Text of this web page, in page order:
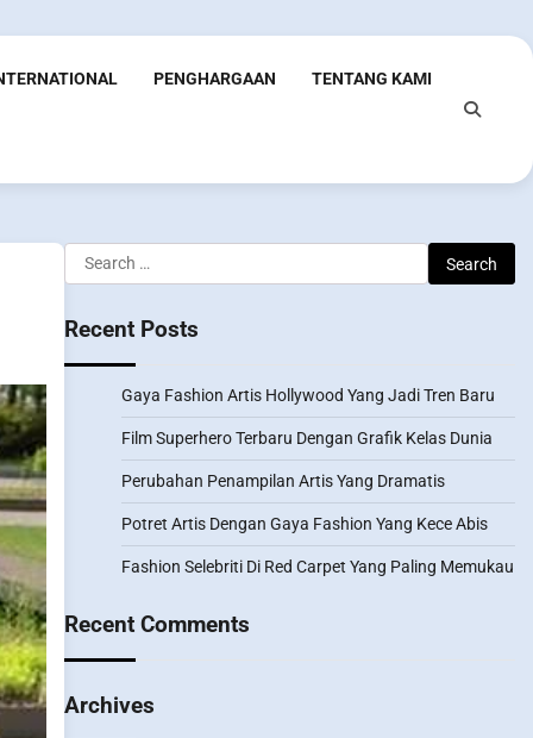
PENGHARGAAN TENTANG KAMI
Search
for:
Recent Posts
Gaya Fashion Artis Hollywood Yang Jadi Tren Baru
Film Superhero Terbaru Dengan Grafik Kelas Dunia
Perubahan Penampilan Artis Yang Dramatis
Potret Artis Dengan Gaya Fashion Yang Kece Abis
Fashion Selebriti Di Red Carpet Yang Paling Memukau
Recent Comments
Archives